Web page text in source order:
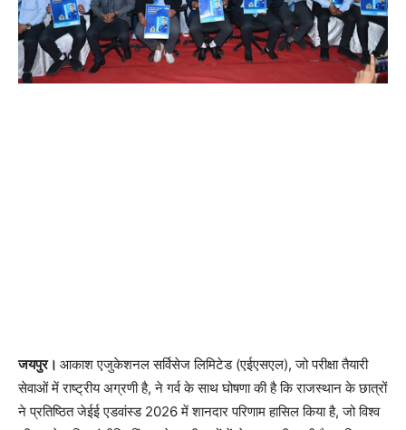
जयपुर। आकाश एजुकेशनल सर्विसेज लिमिटेड (एईएसएल), जो परीक्षा तैयारी
सेवाओं में राष्ट्रीय अग्रणी है, ने गर्व के साथ घोषणा की है कि राजस्थान के छात्रों
ने प्रतिष्ठित जेईई एडवांस्ड 2026 में शानदार परिणाम हासिल किया है, जो विश्व